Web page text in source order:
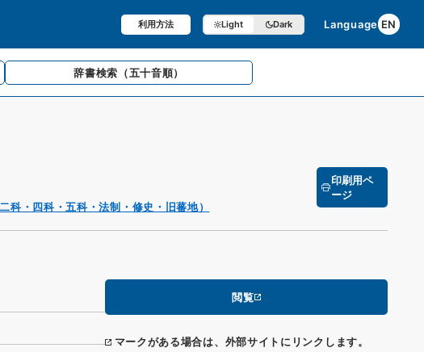
利用方法 Light Dark Language EN
辞書検索 （五十音順）
・四科・五科・法制・修史・旧蕃地）
印刷用ペ
ージ
閲覧
マークがある場合は、外部サイトにリンクします。